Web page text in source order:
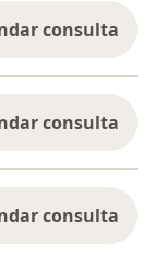
consulta
consulta
consulta